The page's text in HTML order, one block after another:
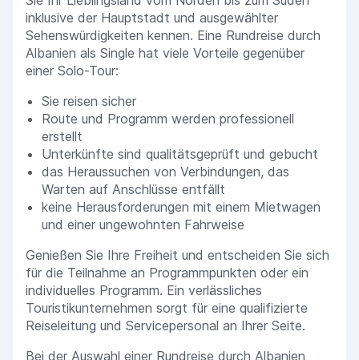
inklusive der Hauptstadt und ausgewählter
Sehenswürdigkeiten kennen. Eine Rundreise durch
Albanien als Single hat viele Vorteile gegenüber
einer Solo-Tour:
Sie reisen sicher
Route und Programm werden professionell
erstellt
Unterkünfte sind qualitätsgeprüft und gebucht
das Heraussuchen von Verbindungen, das
Warten auf Anschlüsse entfällt
keine Herausforderungen mit einem Mietwagen
und einer ungewohnten Fahrweise
Genießen Sie Ihre Freiheit und entscheiden Sie sich
für die Teilnahme an Programmpunkten oder ein
individuelles Programm. Ein verlässliches
Touristikunternehmen sorgt für eine qualifizierte
Reiseleitung und Servicepersonal an Ihrer Seite.
Bei der Auswahl einer Rundreise durch Albanien